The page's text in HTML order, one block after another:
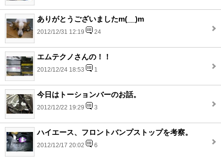
ありがとうございましたm(__)m
2012/12/31 12:19 24
エムテクノさんの！！
2012/12/24 18:53 1
今日はトーションバーのお話。
2012/12/22 19:29 3
ハイエース、フロントバンプストップを考察。
2012/12/17 20:02 6